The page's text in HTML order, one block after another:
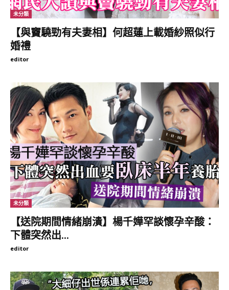
【不知那裏來的自信】雨僑超後悔無請陪月：唉 十匹布咁長！
未分類
【與竇驍勁有夫妻相】何超蓮上載婚紗照似行
婚禮
editor
未分類
【送院期間情緒崩潰】楊千嬅罕談懷孕辛酸：
下體突然出...
editor